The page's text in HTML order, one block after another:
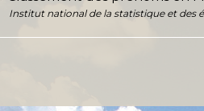
Institut national de la statistique et des